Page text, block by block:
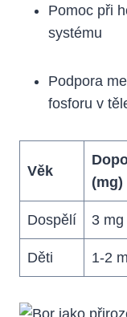
Pomoc při
systému
Podpora
fosforu v
Věk
(mg)
Dospělí 3 mg
Děti 1-2